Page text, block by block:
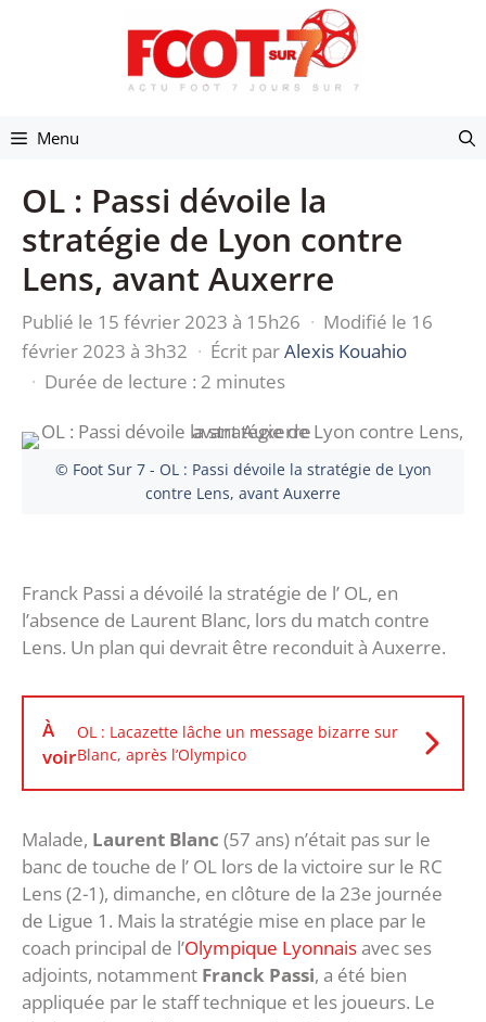
Menu
OL : Passi dévoile la
stratégie de Lyon contre
Lens, avant Auxerre
Publié le 15 février 2023 à 15h26 · Modifié le 16
février 2023 à 3h32 · Écrit parAlexis Kouahio
· Durée de lecture : 2 minutes
© Foot Sur 7 - OL : Passi dévoile la stratégie de Lyon
contre Lens, avant Auxerre
Franck Passi a dévoilé la stratégie de l’ OL, en
l’absence de Laurent Blanc, lors du match contre
Lens. Un plan qui devrait être reconduit à Auxerre.
À
voir
OL : Lacazette lâche un message bizarre sur
Blanc, après l’Olympico
Malade, Laurent Blanc (57 ans) n’était pas sur le
banc de touche de l’ OL lors de la victoire sur le RC
Lens (2-1), dimanche, en clôture de la 23e journée
de Ligue 1. Mais la stratégie mise en place par le
coach principal de l’Olympique Lyonnaisavec ses
adjoints, notamment Franck Passi, a été bien
appliquée par le staff technique et les joueurs. Le